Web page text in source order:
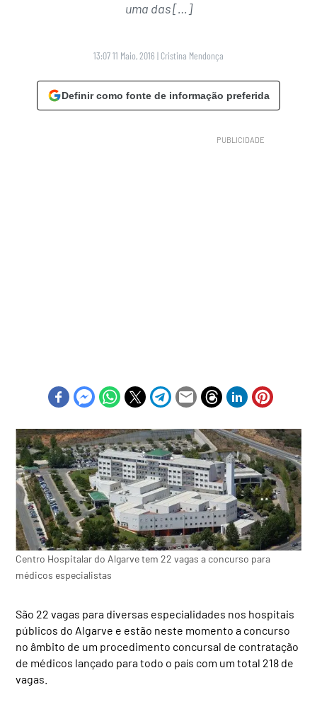
uma das […]
13:07 11 Maio, 2016 | Cristina Mendonça
Definir como fonte de informação preferida
Centro Hospitalar do Algarve tem 22 vagas a concurso para
médicos especialistas
São 22 vagas para diversas especialidades nos hospitais
públicos do Algarve e estão neste momento a concurso
no âmbito de um procedimento concursal de contratação
de médicos lançado para todo o país com um total 218 de
vagas.